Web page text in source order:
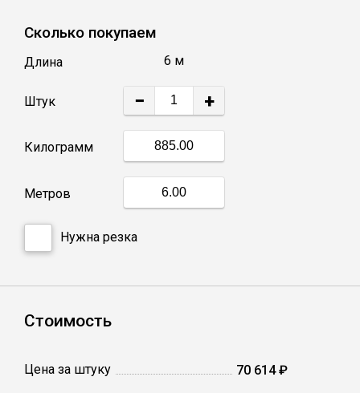
Катанка
Профлист
Сетка кладочная
Сколько покупаем
Длина 6 м
Штук − +
Килограмм
Метров
Нужна резка
Стоимость
Цена за штуку 70 614 ₽